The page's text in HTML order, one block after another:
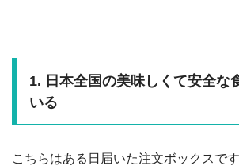
1. 日本全国の美味しくて安全な
いる
こちらはある日届いた注文ボックスです